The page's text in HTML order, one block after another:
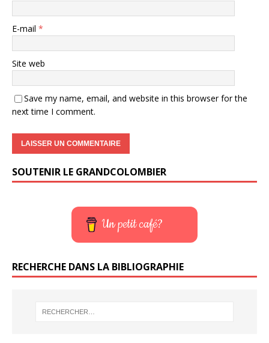
E-mail *
Site web
Save my name, email, and website in this browser for the
next time I comment.
SOUTENIR LE GRANDCOLOMBIER
Un petit café?
RECHERCHE DANS LA BIBLIOGRAPHIE